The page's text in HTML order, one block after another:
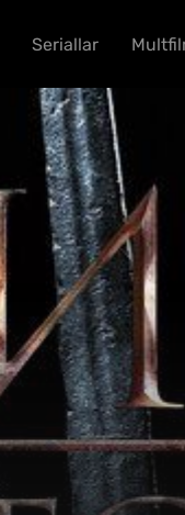
Seriallar